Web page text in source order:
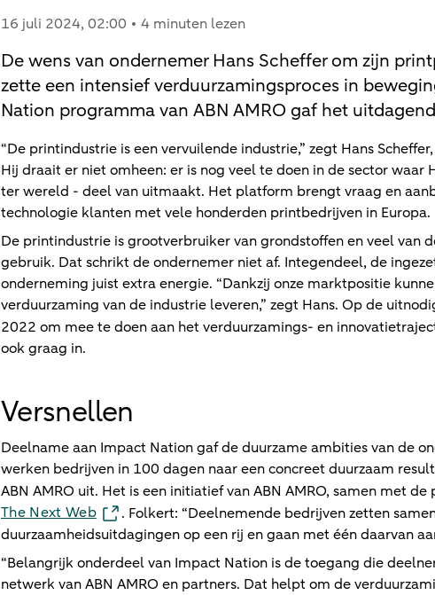
16 juli 2024, 02:00 4 minuten lezen
De wens van ondernemer Hans Scheffer om zijn
zette een intensief verduurzamingsproces in
Nation programma van ABN AMRO gaf het
“De printindustrie is een vervuilende industrie,” zegt Hans
Hij draait er niet omheen: er is nog veel te doen in de sector
ter wereld - deel van uitmaakt. Het platform brengt vraag en
technologie klanten met vele honderden printbedrijven in Europa.
De printindustrie is grootverbruiker van grondstoffen en veel van
gebruik. Dat schrikt de ondernemer niet af. Integendeel, de
onderneming juist extra energie. “Dankzij onze marktpositie
verduurzaming van de industrie leveren,” zegt Hans. Op de
2022 om mee te doen aan het verduurzamings- en
ook graag in.
Versnellen
Deelname aan Impact Nation gaf de duurzame ambities van de
werken bedrijven in 100 dagen naar een concreet duurzaam
ABN AMRO uit. Het is een initiatief van ABN AMRO, samen met de
The Next Web
. Folkert: “Deelnemende bedrijven zetten
duurzaamheidsuitdagingen op een rij en gaan met één daarvan
“Belangrijk onderdeel van Impact Nation is de toegang die
netwerk van ABN AMRO en partners. Dat helpt om de